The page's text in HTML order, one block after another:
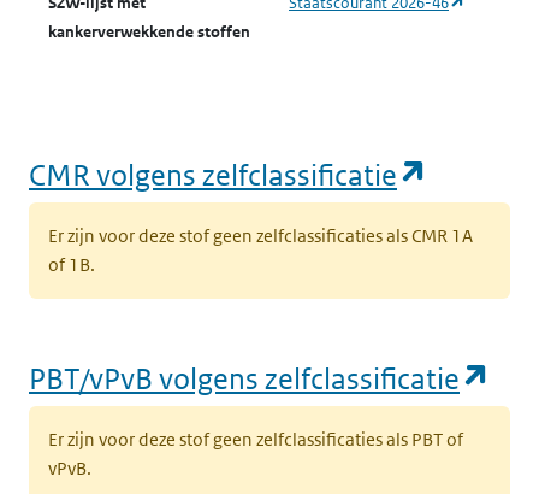
kankerverwekkende stoffen
CMR volgens zelfclassificatie
Er zijn voor deze stof geen zelfclassificaties als CMR 1A
of 1B.
PBT/vPvB volgens zelfclassificatie
Er zijn voor deze stof geen zelfclassificaties als PBT of
vPvB.